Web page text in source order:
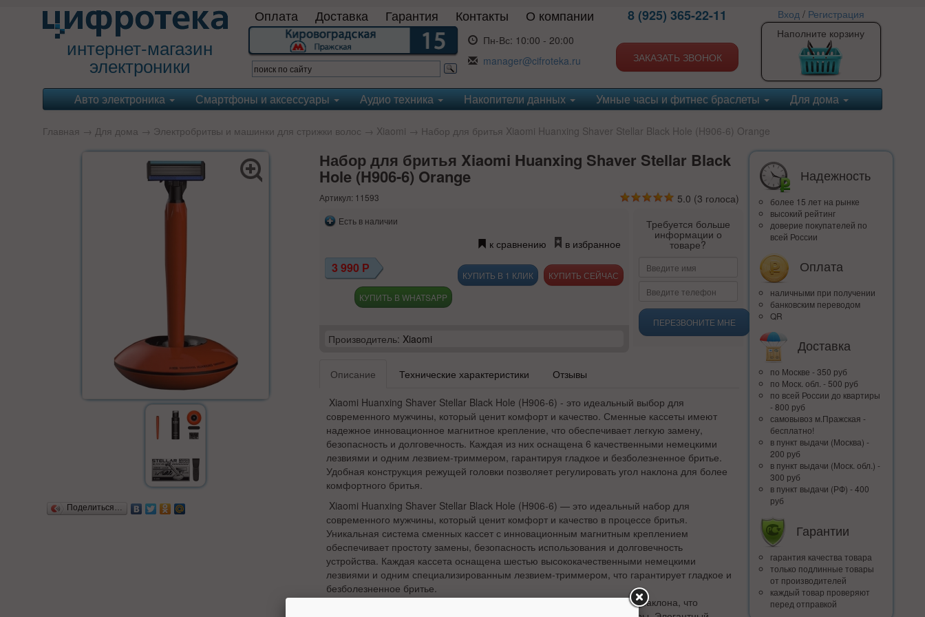
интернет-магазин
электроники
Оплата Доставка Гарантия Контакты О компании
Пн-Вс: 10:00 - 20:00
manager@cifroteka.ru
8 (925) 365-22-11
ЗАКАЗАТЬ ЗВОНОК
Вход/ Регистрация
Наполните корзину
Авто электроника Смартфоны и аксессуары Аудио техника Накопители данных Умные часы и фитнес браслеты Для дома
Главная → Для дома → Электробритвы и машинки для стрижки волос → Xiaomi → Набор для бритья Xiaomi Huanxing Shaver Stellar Black Hole (H906-6) Orange
Поделиться…
Набор для бритья Xiaomi Huanxing Shaver Stellar Black
Hole (H906-6) Orange
Артикул: 11593 5.0 (3 голоса)
Есть в наличии
к сравнению в избранное
3 990 Р
КУПИТЬ В 1 КЛИК
КУПИТЬ В WHATSAPP
Производитель: Xiaomi
Требуется больше
информации о
товаре?
ПЕРЕЗВОНИТЕ МНЕ
Описание Технические характеристики Отзывы
Xiaomi Huanxing Shaver Stellar Black Hole (H906-6) - это идеальный выбор для
современного мужчины, который ценит комфорт и качество. Сменные кассеты имеют
надежное инновационное магнитное крепление, что обеспечивает легкую замену,
безопасность и долговечность. Каждая из них оснащена 6 качественными немецкими
лезвиями и одним лезвием-триммером, гарантируя гладкое и безболезненное бритье.
Удобная конструкция режущей головки позволяет регулировать угол наклона для более
комфортного бритья.
Xiaomi Huanxing Shaver Stellar Black Hole (H906-6) — это идеальный набор для
современного мужчины, который ценит комфорт и качество в процессе бритья.
Уникальная система сменных кассет с инновационным магнитным креплением
обеспечивает простоту замены, безопасность использования и долговечность
устройства. Каждая кассета оснащена шестью высококачественными немецкими
лезвиями и одним специализированным лезвием-триммером, что гарантирует гладкое и
безболезненное бритье.
Удобная конструкция режущей головки позволяет регулировать угол наклона, что
Надежность
более 15 лет на рынке
высокий рейтинг
доверие покупателей по
всей России
Оплата
наличными при получении
банковским переводом
QR
Доставка
по Москве - 350 руб
по Моск. обл. - 500 руб
по всей Росcии до квартиры
- 800 руб
самовывоз м.Пражская -
бесплатно!
в пункт выдачи (Москва) -
200 руб
в пункт выдачи (Моск. обл.) -
300 руб
в пункт выдачи (РФ) - 400
руб
Гарантии
гарантия качества товара
только подлинные товары
от производителей
каждый товар проверяют
перед отправкой